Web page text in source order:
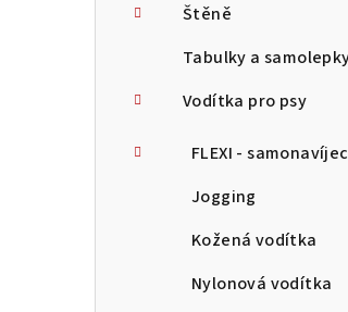
Štěně
Tabulky a
Vodítka pro psy
FLEXI -
Jogging
Kožená vodítka
Nylonová vodítka